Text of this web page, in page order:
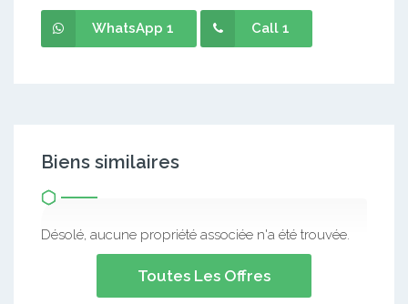
WhatsApp 1 Call 1
Biens similaires
Désolé, aucune propriété associée n'a été trouvée.
Toutes Les Offres